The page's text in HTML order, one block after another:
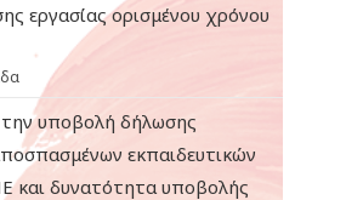
εργασίας ορισμένου χρόνου
υποβολή δήλωσης
εκπαιδευτικών
και δυνατότητα υποβολής